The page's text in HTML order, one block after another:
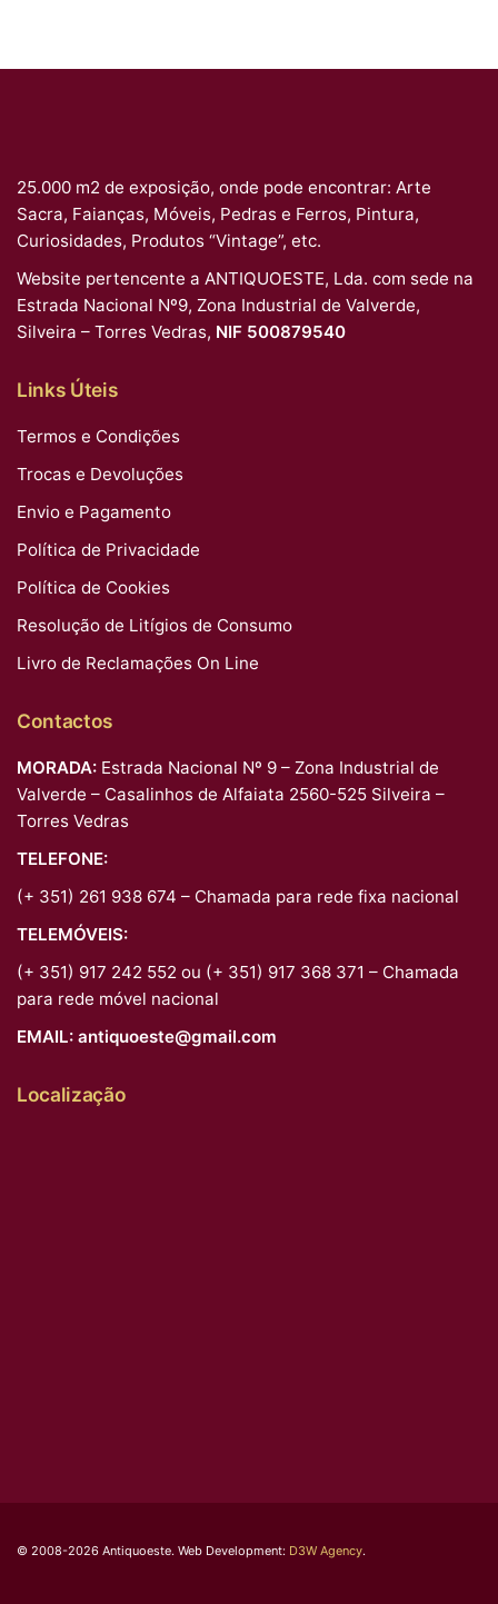
25.000 m2 de exposição, onde pode encontrar: Arte
Sacra, Faianças, Móveis, Pedras e Ferros, Pintura,
Curiosidades, Produtos “Vintage”, etc.
Website pertencente a ANTIQUOESTE, Lda. com sede na
Estrada Nacional Nº9, Zona Industrial de Valverde,
Silveira – Torres Vedras, NIF 500879540
Links Úteis
Termos e Condições
Trocas e Devoluções
Envio e Pagamento
Política de Privacidade
Política de Cookies
Resolução de Litígios de Consumo
Livro de Reclamações On Line
Contactos
MORADA: Estrada Nacional Nº 9 – Zona Industrial de
Valverde – Casalinhos de Alfaiata 2560-525 Silveira –
Torres Vedras
TELEFONE:
(+ 351) 261 938 674 – Chamada para rede fixa nacional
TELEMÓVEIS:
(+ 351) 917 242 552 ou (+ 351) 917 368 371 – Chamada
para rede móvel nacional
EMAIL: antiquoeste@gmail.com
Localização
© 2008-2026 Antiquoeste. Web Development: D3W Agency.